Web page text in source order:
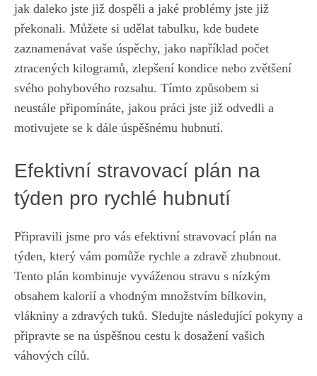
jak​ daleko jste​ již ⁣dospěli a jaké problémy jste již
překonali. Můžete si ⁤udělat tabulku, kde budete
⁢zaznamenávat vaše úspěchy, jako​ například počet
ztracených kilogramů, ‌zlepšení kondice⁢ nebo zvětšení⁣
svého ‍pohybového rozsahu.‍ Tímto způsobem si
neustále ​připomínáte, jakou práci jste již⁤ odvedli a
motivujete se ​k dále úspěšnému hubnutí.
Efektivní stravovací plán na
týden pro ‌rychlé⁣ hubnutí
Připravili jsme pro vás efektivní stravovací plán na
týden, který vám pomůže rychle a ‍zdravě zhubnout.
Tento plán kombinuje vyváženou stravu s nízkým
‌obsahem kalorií a ‍vhodným množstvím bílkovin,
vlákniny a​ zdravých ​tuků. Sledujte následující pokyny a
​připravte se na úspěšnou cestu‍ k⁣ dosažení vašich
váhových cílů.